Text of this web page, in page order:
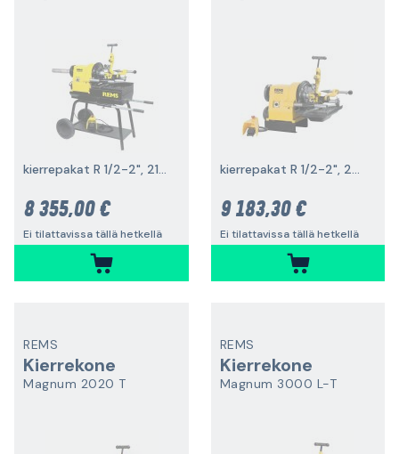
kierrepakat R 1/2-2", 2100 W
8 355,00 €
Ei tilattavissa tällä hetkellä
kierrepakat R 1/2-2", 2000 W
9 183,30 €
Ei tilattavissa tällä hetkellä
REMS
Kierrekone
Magnum 2020 T
REMS
Kierrekone
Magnum 3000 L-T